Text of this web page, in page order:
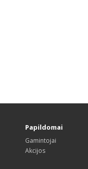
Papildomai
Gamintojai
Akcijos